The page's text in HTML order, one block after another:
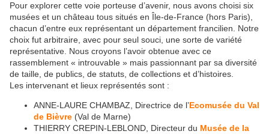
Pour explorer cette voie porteuse d’avenir, nous avons choisi six
musées et un château tous situés en Île-de-France (hors Paris),
chacun d’entre eux représentant un département francilien. Notre
choix fut arbitraire, avec pour seul souci, une sorte de variété
représentative. Nous croyons l’avoir obtenue avec ce
rassemblement « introuvable » mais passionnant par sa diversité
de taille, de publics, de statuts, de collections et d’histoires.
Les intervenant et lieux représentés sont :
ANNE-LAURE CHAMBAZ, Directrice de l’Ecomusée du Val
de Bièvre (Val de Marne)
THIERRY CREPIN-LEBLOND, Directeur du Musée de la